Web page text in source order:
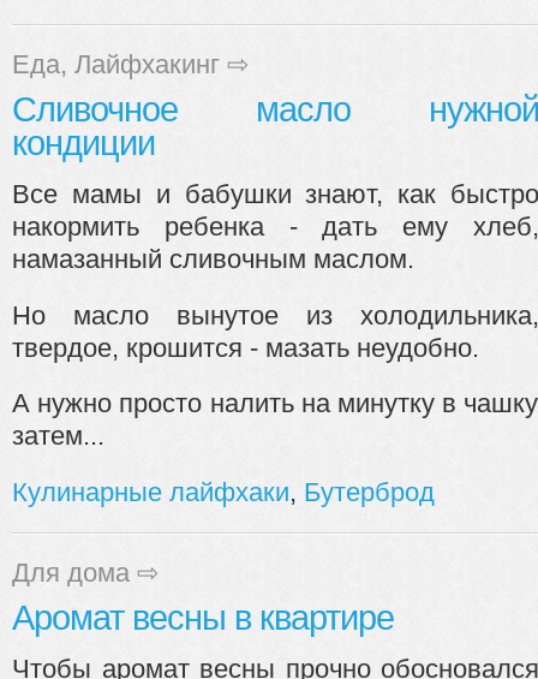
Еда, Лайфхакинг ⇨
Сливочное масло нужной
кондиции
Все мамы и бабушки знают, как быстро
накормить ребенка - дать ему хлеб,
намазанный сливочным маслом.
Но масло вынутое из холодильника,
твердое, крошится - мазать неудобно.
А нужно просто налить на минутку в
затем...
Кулинарные лайфхаки, Бутерброд
Для дома ⇨
Аромат весны в квартире
Чтобы аромат весны прочно обосновался